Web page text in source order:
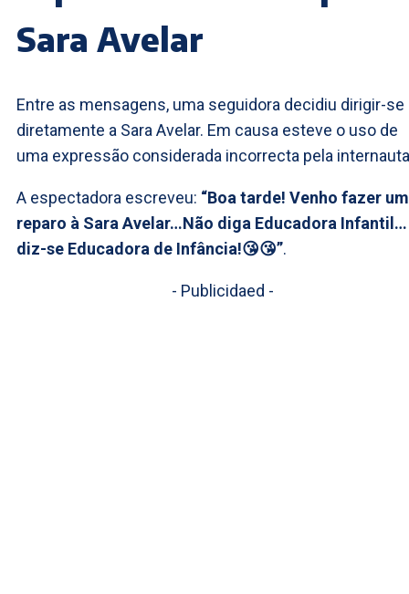
Sara Avelar
Entre as mensagens, uma seguidora decidiu dirigir-se
diretamente a Sara Avelar. Em causa esteve o uso de
uma expressão considerada incorrecta pela
A espectadora escreveu: “Boa tarde! Venho fazer um
reparo à Sara Avelar…Não diga Educadora Infantil…
diz-se Educadora de Infância!😘😘”.
- Publicidaed -